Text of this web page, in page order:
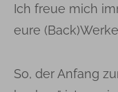
Ich freue mich
eure
So, der Anfang